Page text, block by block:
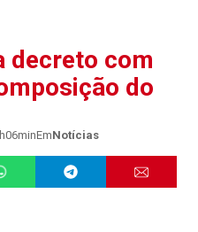
decreto com
do
EmNotícias